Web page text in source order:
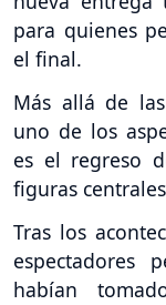
para quienes
el final.
Más allá de
uno de los
es el regreso
figuras
Tras los
espectadores
habían